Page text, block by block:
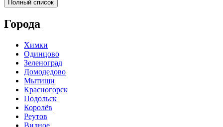
Полный список
Города
Химки
Одинцово
Зеленоград
Домодедово
Мытищи
Красногорск
Подольск
Королёв
Реутов
Видное